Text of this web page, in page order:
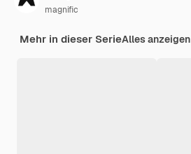
magnific
Mehr in dieser SerieAlles anzeigen